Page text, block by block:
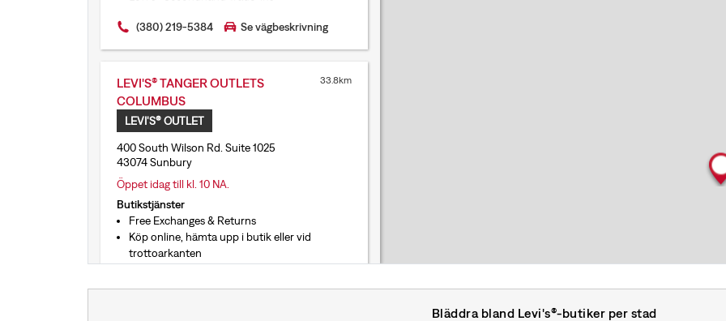
(380) 219-5384 Se vägbeskrivning
LEVI'S® TANGER OUTLETS
COLUMBUS
LEVI'S® OUTLET
33.8km
400 South Wilson Rd. Suite 1025
43074 Sunbury
Öppet idag till kl. 10 NA.
Butikstjänster
Free Exchanges & Returns
Köp online, hämta upp i butik eller vid
trottoarkanten
Bläddra bland Levi's®-butiker per stad